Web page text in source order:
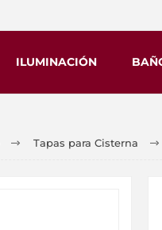
ILUMINACIÓN
Tapas para Cisterna